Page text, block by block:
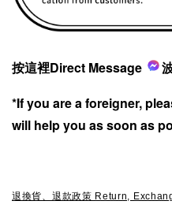
按這裡Direct Message
*If you are a foreigner,
will help you as soon as
退換貨、退款政策 Return,